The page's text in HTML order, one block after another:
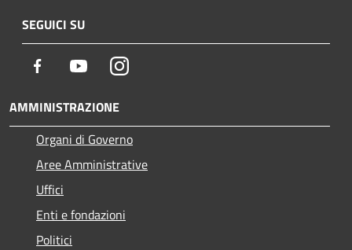
SEGUICI SU
Facebook YoutubeInstagram
AMMINISTRAZIONE
Organi di Governo
Aree Amministrative
Uffici
Enti e fondazioni
Politici